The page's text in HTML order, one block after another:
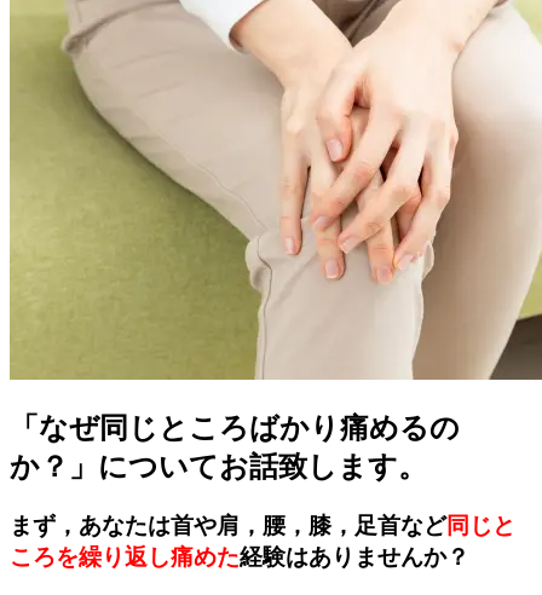
「なぜ同じところばかり痛めるの
か？」についてお話致します。
まず，あなたは首や肩，腰，膝，足首など同じと
ころを繰り返し痛めた経験はありませんか？